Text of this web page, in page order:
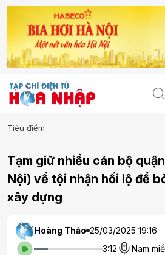
Tiêu điểm
Tạm giữ nhiều cán bộ
Nội) về tội nhận hối lộ để
xây dựng
Hoàng Thảo 25/03/2025 19:16
3:12
Nam